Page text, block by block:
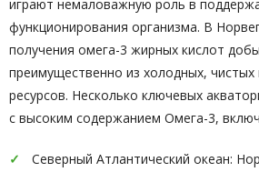
играют немаловажную роль в
функционирования организма. В
получения омега-3 жирных кислот
преимущественно из холодных,
ресурсов. Несколько ключевых
с высоким содержанием Омега-3,
Северный Атлантический океан: